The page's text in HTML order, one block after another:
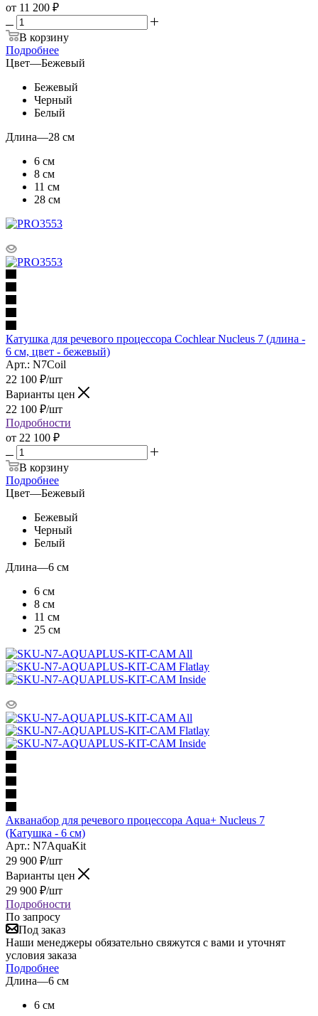
от 11 200 ₽
В корзину
Подробнее
Цвет—Бежевый
Бежевый
Черный
Белый
Длина—28 см
6 см
8 см
11 см
28 см
Катушка для речевого процессора Cochlear Nucleus 7 (длина -
6 см, цвет - бежевый)
Арт.: N7Coil
22 100 ₽/шт
Варианты цен
22 100 ₽/шт
Подробности
от 22 100 ₽
В корзину
Подробнее
Цвет—Бежевый
Бежевый
Черный
Белый
Длина—6 см
6 см
8 см
11 см
25 см
Акванабор для речевого процессора Aqua+ Nucleus 7
(Катушка - 6 см)
Арт.: N7AquaKit
29 900 ₽/шт
Варианты цен
29 900 ₽/шт
Подробности
По запросу
Под заказ
Наши менеджеры обязательно свяжутся с вами и уточнят
условия заказа
Подробнее
Длина—6 см
6 см